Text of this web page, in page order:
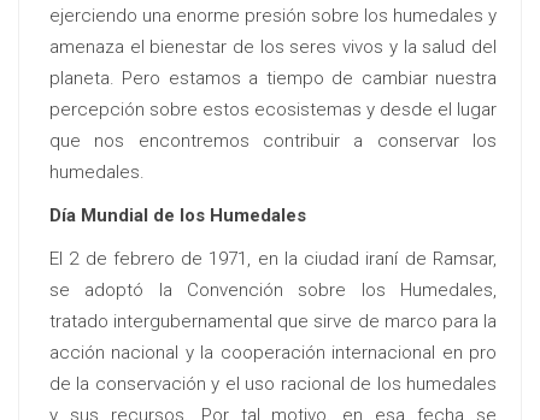
ejerciendo una enorme presión sobre los humedales y
amenaza el bienestar de los seres vivos y la salud del
planeta. Pero estamos a tiempo de cambiar nuestra
percepción sobre estos ecosistemas y desde el lugar
que nos encontremos contribuir a conservar los
humedales.
Día Mundial de los Humedales
El 2 de febrero de 1971, en la ciudad iraní de Ramsar,
se adoptó la Convención sobre los Humedales,
tratado intergubernamental que sirve de marco para la
acción nacional y la cooperación internacional en pro
de la conservación y el uso racional de los humedales
y sus recursos. Por tal motivo, en esa fecha se